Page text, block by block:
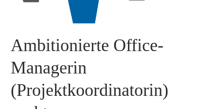
Ambitionierte Office-
Managerin
(Projektkoordinatorin)